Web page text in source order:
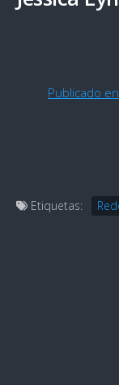
Publicado
Etiquetas: